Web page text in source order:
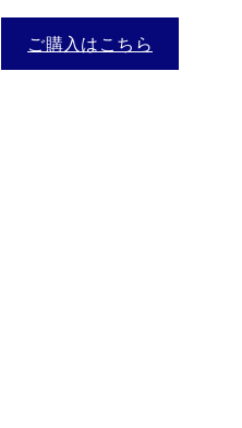
ご購入はこちら